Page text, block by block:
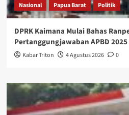
Nasional Papua Barat Politik
DPRK Kaimana Mulai Bahas
Pertanggungjawaban APBD 2025
Kabar Triton 4 Agustus 2026 0